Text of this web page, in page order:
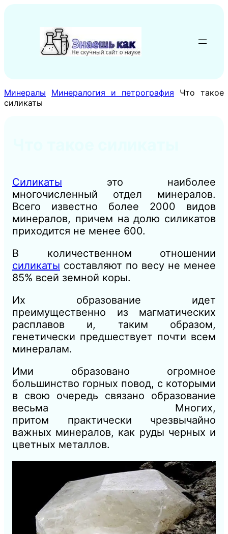
содержимому
Минералы Минералогия и петрография
Что такое
силикаты
Силикаты это наиболее
многочисленный отдел минералов.
Всего известно более 2000 видов
минералов, причем на долю силикатов
приходится не менее 600.
В количественном отношении
силикаты составляют по весу не менее
85% всей земной коры.
Их образование идет
преимущественно из магматических
расплавов и, таким образом,
генетически предшествует почти всем
минералам.
Ими образовано огромное
большинство горных повод, с которыми
в свою очередь связано образование
весьма Многих,
притом практически чрезвычайно
важных минералов, как руды черных и
цветных металлов.